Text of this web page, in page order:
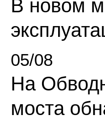
В новом
05/08
На
моста